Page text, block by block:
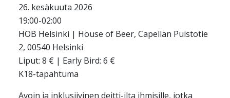
26. kesäkuuta 2026
19:00-02:00
HOB Helsinki | House of Beer, Capellan Puistotie
2, 00540 Helsinki
Liput: 8 € | Early Bird: 6 €
K18-tapahtuma
Avoin ja inklusiivinen deitti-ilta ihmisille, jotka